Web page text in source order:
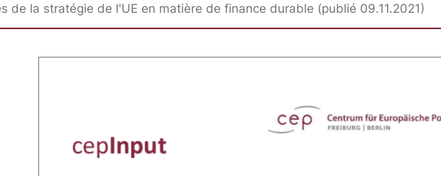
de la stratégie de l'UE en matière de finance durable (publié 09.11.2021)